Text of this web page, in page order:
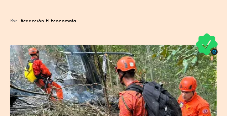
Por Redacción El Economista